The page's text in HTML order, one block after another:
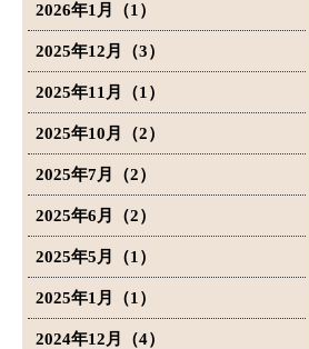
2026年1月（1）
2025年12月（3）
2025年11月（1）
2025年10月（2）
2025年7月（2）
2025年6月（2）
2025年5月（1）
2025年1月（1）
2024年12月（4）